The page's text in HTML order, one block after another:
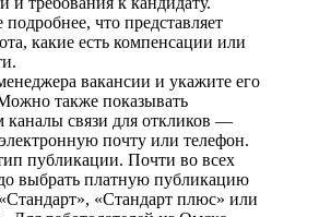
подробнее, что представляет
какие есть компенсации или
вакансии и укажите его
также показывать
каналы связи для откликов —
почту или телефон.
публикации. Почти во всех
выбрать платную публикацию
«Стандарт плюс» или